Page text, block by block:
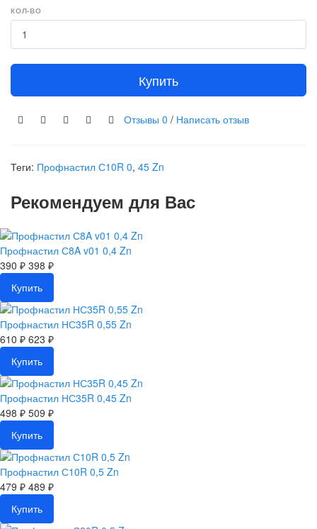
КОЛ-ВО
Купить
Отзывы 0 / Написать отзыв
Теги: Профнастил С10R 0, 45 Zn
Рекомендуем для Вас
Профнастил С8A v01 0,4 Zn
390 ₽ 398 ₽
Купить
Профнастил НС35R 0,55 Zn
610 ₽ 623 ₽
Купить
Профнастил НС35R 0,45 Zn
498 ₽ 509 ₽
Купить
Профнастил С10R 0,5 Zn
479 ₽ 489 ₽
Купить